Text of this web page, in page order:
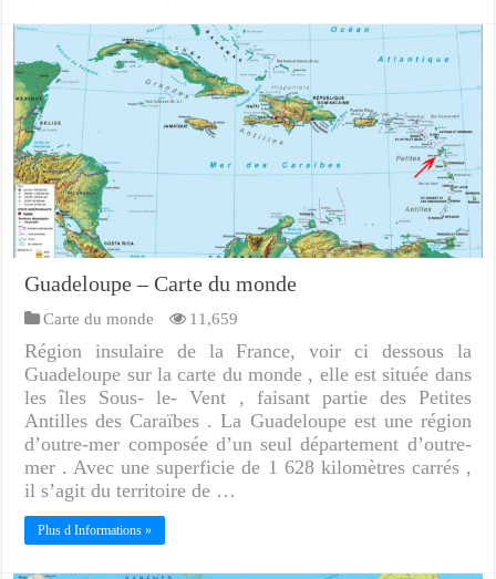
Guadeloupe – Carte du monde
Carte du monde 11,659
Région insulaire de la France, voir ci dessous la
Guadeloupe sur la carte du monde , elle est située dans
les îles Sous- le- Vent , faisant partie des Petites
Antilles des Caraïbes . La Guadeloupe est une région
d’outre-mer composée d’un seul département d’outre-
mer . Avec une superficie de 1 628 kilomètres carrés ,
il s’agit du territoire de …
Plus d Informations »